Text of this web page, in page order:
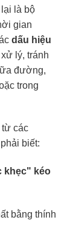
là bộ
gian
dấu hiệu
lý, tránh
đường,
trong
từ các
biết:
khẹc" kéo
bằng thính